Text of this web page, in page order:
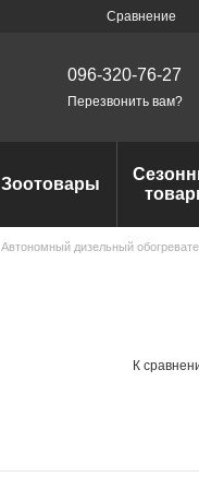
Сравнение
096-320-76-27
Перезвонить вам?
Зоотовары
Автономный дизельный
К